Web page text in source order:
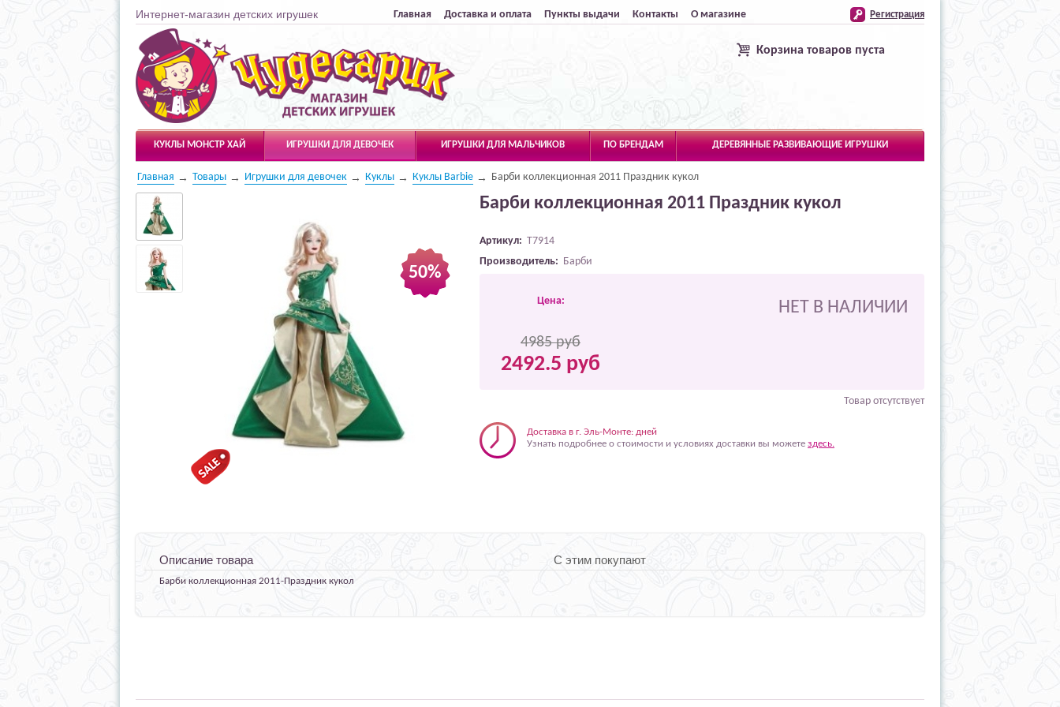
Интернет-магазин детских игрушек Главная Доставка и оплата Пункты выдачи Контакты О магазине Регистрация
Чудесарик
Корзина товаров пуста
КУКЛЫ МОНСТР ХАЙ ИГРУШКИ ДЛЯ ДЕВОЧЕК ИГРУШКИ ДЛЯ МАЛЬЧИКОВ ПО БРЕНДАМ ДЕРЕВЯННЫЕ РАЗВИВАЮЩИЕ ИГРУШКИ
Главная Товары Игрушки для девочек Куклы Куклы Barbie Барби коллекционная 2011 Праздник кукол
50%
Барби коллекционная 2011 Праздник кукол
Артикул: T7914
Производитель: Барби
НЕТ В НАЛИЧИИ
Цена:
4985 руб
2492.5 руб
Товар отсутствует
Доставка в г. Эль-Монте: дней
Узнать подробнее о стоимости и условиях доставки вы можете здесь.
Описание товара С этим покупают
Барби коллекционная 2011-Праздник кукол